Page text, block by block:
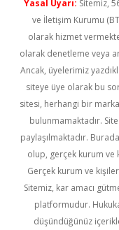
Yasal Uyarı: Sitemiz,
ve İletişim Kurumu
olarak hizmet
olarak denetleme veya
Ancak, üyelerimiz
siteye üye olarak bu
sitesi, herhangi bir
bulunmamaktadır.
paylaşılmaktadır.
olup, gerçek kurum ve
Gerçek kurum ve
Sitemiz, kar amacı
platformudur.
düşündüğünüz